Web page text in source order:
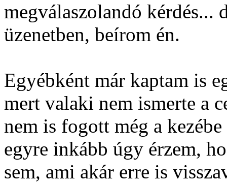
megválaszolandó kérdés...
üzenetben, beírom én.
Egyébként már kaptam is
mert valaki nem ismerte a
nem is fogott még a
egyre inkább úgy érzem,
sem, ami akár erre is